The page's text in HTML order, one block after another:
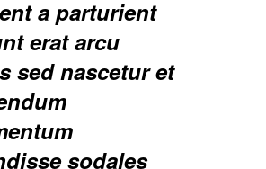
a parturient
erat arcu
sed nascetur et
sodales